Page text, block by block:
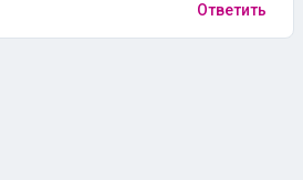
Ответить